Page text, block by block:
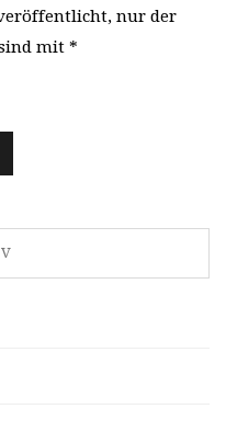
nur der
mit *